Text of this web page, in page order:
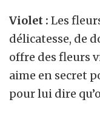
Violet : Les
délicatesse, de
offre des fleurs
aime en secret
pour lui dire